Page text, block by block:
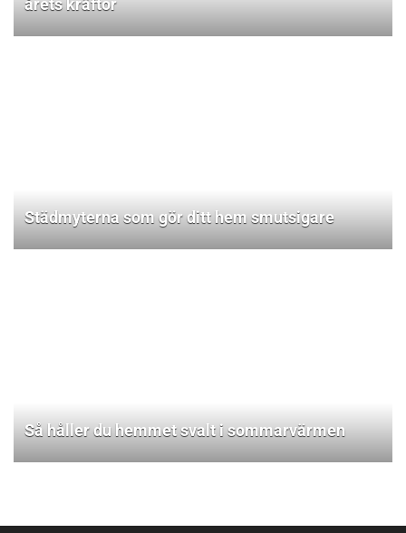
Städmyterna som gör ditt hem smutsigare
Så håller du hemmet svalt i sommarvärmen